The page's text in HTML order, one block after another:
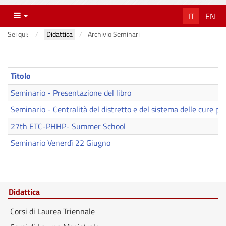
Menu IT EN
Sei qui: Didattica Archivio Seminari
Titolo
Seminario - Presentazione del libro
Seminario - Centralità del distretto e del sistema delle cure
27th ETC-PHHP- Summer School
Seminario Venerdì 22 Giugno
Didattica
Corsi di Laurea Triennale